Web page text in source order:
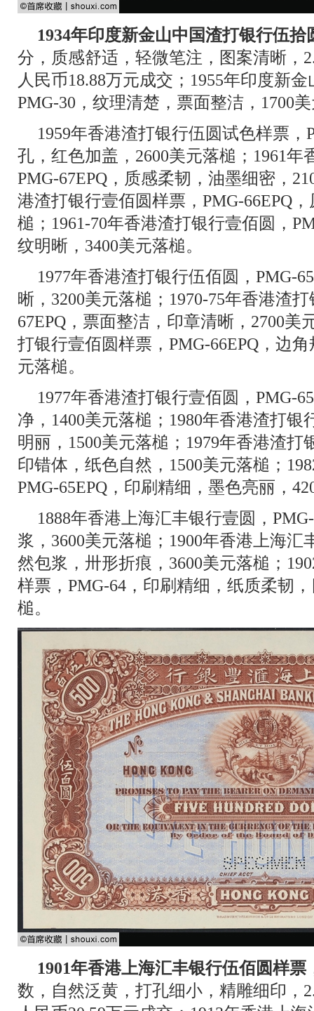
1934年印度新金山中国渣打银行伍拾
分，质感舒适，轻微笔注，图案清晰，
人民币18.88万元成交；1955年印度新
PMG-30，纹理清楚，票面整洁，1700
1959年香港渣打银行伍圆试色样票，
孔，红色加盖，2600美元落槌；1961
PMG-67EPQ，质感柔韧，油墨细密，
港渣打银行壹佰圆样票，PMG-66EPQ
槌；1961-70年香港渣打银行壹佰圆，
纹明晰，3400美元落槌。
1977年香港渣打银行伍佰圆，PMG-
晰，3200美元落槌；1970-75年香港渣
67EPQ，票面整洁，印章清晰，2700美
打银行壹佰圆样票，PMG-66EPQ，边
元落槌。
1977年香港渣打银行壹佰圆，PMG-
净，1400美元落槌；1980年香港渣打
明丽，1500美元落槌；1979年香港渣打
印错体，纸色自然，1500美元落槌；
PMG-65EPQ，印刷精细，墨色亮丽，
1888年香港上海汇丰银行壹圆，
浆，3600美元落槌；1900年香港上海汇
然包浆，卅形折痕，3600美元落槌；
样票，PMG-64，印刷精细，纸质柔韧
槌。
1901年香港上海汇丰银行伍佰圆样票
数，自然泛黄，打孔细小，精雕细印，